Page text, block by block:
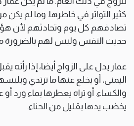
كثير التواتر في خاطرها. وما لم
تصادفهم كل يوم وتحادثهم لأن
حديث النفس وليس لهم بالضرورة
عمار يدل على الزواج أيضا، إذا رأته
اليمنى، أو يخلع عنها ما ترتدي
والكساء. أو تراه يعطرها بماء ورد أو
يخضب يدها بقليل من الحناء.